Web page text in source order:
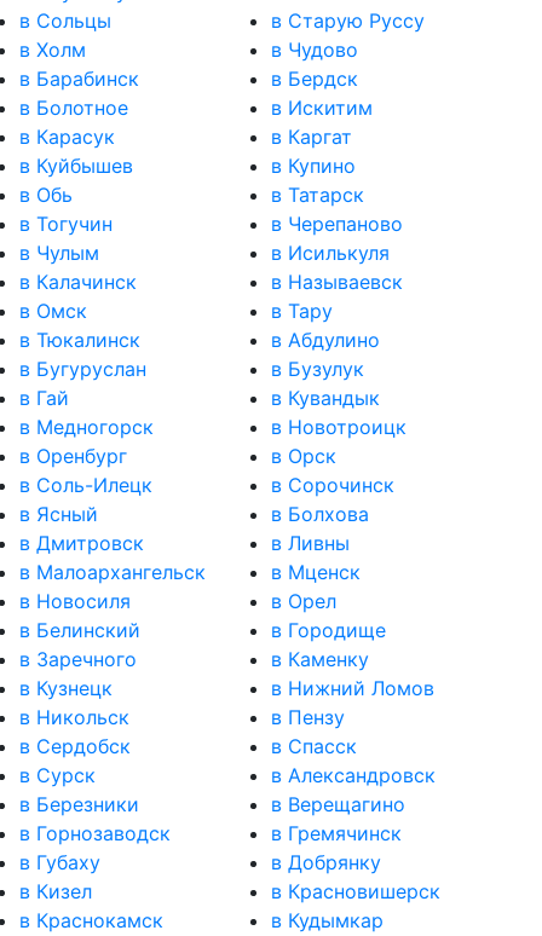
в Сольцы
в Старую Руссу
в Холм
в Чудово
в Барабинск
в Бердск
в Болотное
в Искитим
в Карасук
в Каргат
в Куйбышев
в Купино
в Обь
в Татарск
в Тогучин
в Черепаново
в Чулым
в Исилькуля
в Калачинск
в Называевск
в Омск
в Тару
в Тюкалинск
в Абдулино
в Бугуруслан
в Бузулук
в Гай
в Кувандык
в Медногорск
в Новотроицк
в Оренбург
в Орск
в Соль-Илецк
в Сорочинск
в Ясный
в Болхова
в Дмитровск
в Ливны
в Малоархангельск
в Мценск
в Новосиля
в Орел
в Белинский
в Городище
в Заречного
в Каменку
в Кузнецк
в Нижний Ломов
в Никольск
в Пензу
в Сердобск
в Спасск
в Сурск
в Александровск
в Березники
в Верещагино
в Горнозаводск
в Гремячинск
в Губаху
в Добрянку
в Кизел
в Красновишерск
в Краснокамск
в Кудымкар